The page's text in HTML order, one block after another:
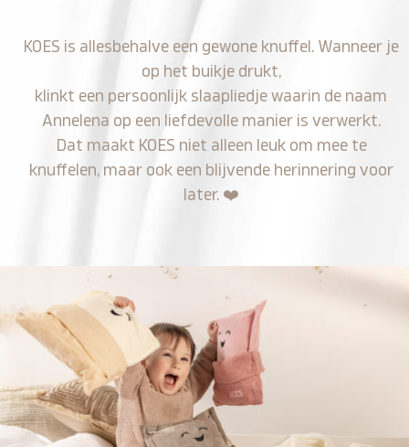
KOES is allesbehalve een gewone knuffel. Wanneer je
op het buikje drukt,
klinkt een persoonlijk slaapliedje waarin de naam
Annelena op een liefdevolle manier is verwerkt.
Dat maakt KOES niet alleen leuk om mee te
knuffelen, maar ook een blijvende herinnering voor
later. ❤️